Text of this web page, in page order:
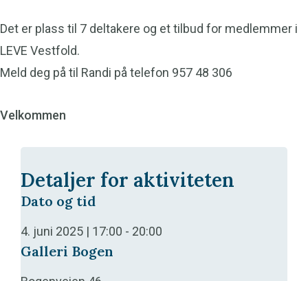
Det er plass til 7 deltakere og et tilbud for medlemmer i
LEVE Vestfold.
Meld deg på til Randi på telefon 957 48 306
Velkommen
Detaljer for aktiviteten
Dato og tid
4. juni 2025 | 17:00 - 20:00
Galleri Bogen